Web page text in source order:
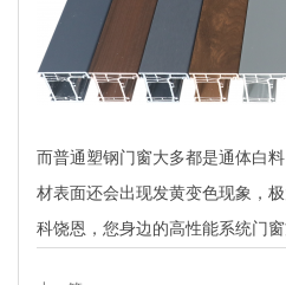
而普通塑钢门窗大多都是通体白
材表面还会出现发黄变色现象，
科饶恩，您身边的高性能系统门窗